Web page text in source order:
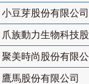
小豆芽股份有限公司
爪族動力生物科技
聚美時尚股份有限公
鷹馬股份有限公司